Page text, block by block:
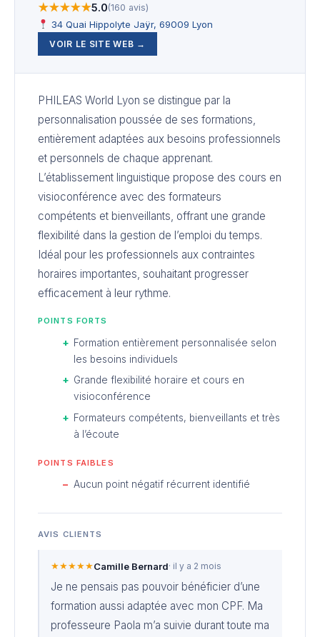
★★★★★5.0(160 avis)
34 Quai Hippolyte Jaÿr, 69009 Lyon
VOIR LE SITE WEB →
PHILEAS World Lyon se distingue par la
personnalisation poussée de ses formations,
entièrement adaptées aux besoins professionnels
et personnels de chaque apprenant.
L’établissement linguistique propose des cours en
visioconférence avec des formateurs
compétents et bienveillants, offrant une grande
flexibilité dans la gestion de l’emploi du temps.
Idéal pour les professionnels aux contraintes
horaires importantes, souhaitant progresser
efficacement à leur rythme.
POINTS FORTS
Formation entièrement personnalisée selon
les besoins individuels
Grande flexibilité horaire et cours en
visioconférence
Formateurs compétents, bienveillants et très
à l’écoute
POINTS FAIBLES
Aucun point négatif récurrent identifié
AVIS CLIENTS
★★★★★Camille Bernard· il y a 2 mois
Je ne pensais pas pouvoir bénéficier d’une
formation aussi adaptée avec mon CPF. Ma
professeure Paola m’a suivie durant toute ma